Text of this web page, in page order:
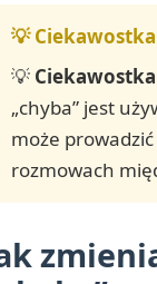
💡
„chyba” jest
może
rozmowach